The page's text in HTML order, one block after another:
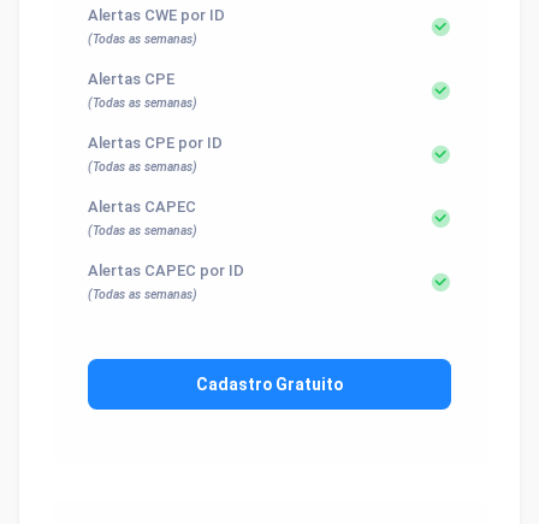
Alertas CWE por ID
(Todas as semanas)
Alertas CPE
(Todas as semanas)
Alertas CPE por ID
(Todas as semanas)
Alertas CAPEC
(Todas as semanas)
Alertas CAPEC por ID
(Todas as semanas)
Cadastro Gratuito